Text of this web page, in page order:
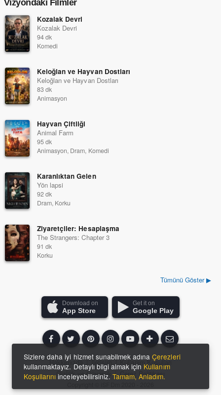
Vizyondaki Filmler
Kozalak Devri
Kozalak Devri
94 dk
Komedi
Keloğlan ve Hayvan Dostları
Keloğlan ve Hayvan Dostları
83 dk
Animasyon
Hayvan Çiftliği
Animal Farm
95 dk
Animasyon, Dram, Komedi
Karanlıktan Gelen
Yön lapsi
92 dk
Dram, Korku
Ziyaretçiler: Hesaplaşma
The Strangers: Chapter 3
91 dk
Korku
Tümünü Göster ▶
Download on
App Store
Get it on
Google Play
Hakkımızda | İletişim | Kullanım Koşulları
Gizlilik ve Güvenlik
| Çerez Politikası
Sizlere daha iyi hizmet sunabilmek adınaÇerezleri
kullanmaktayız. Detaylı bilgi almak için Kullanım
Koşullarını inceleyebilirsiniz.Tamam, Anladım.